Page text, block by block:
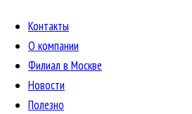
Контакты
О компании
Филиал в Москве
Новости
Полезно